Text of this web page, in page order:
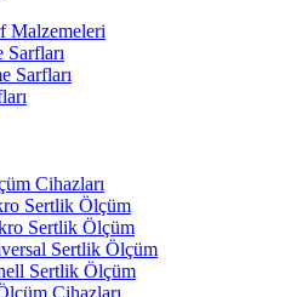
Malzemeleri
Sarfları
Sarfları
Cihazları
Sertlik Ölçüm
Sertlik Ölçüm
Sertlik Ölçüm
Sertlik Ölçüm